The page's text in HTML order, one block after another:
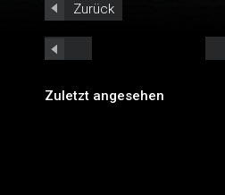
Zurück
Zuletzt angesehen